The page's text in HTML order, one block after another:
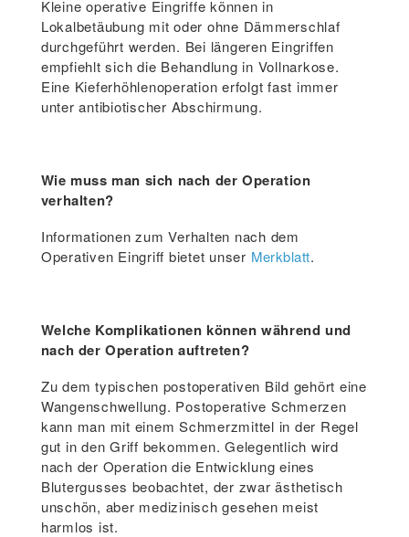
Kleine operative Eingriffe können in
Lokalbetäubung mit oder ohne Dämmerschlaf
durchgeführt werden. Bei längeren Eingriffen
empfiehlt sich die Behandlung in Vollnarkose.
Eine Kieferhöhlenoperation erfolgt fast immer
unter antibiotischer Abschirmung.
Wie muss man sich nach der Operation
verhalten?
Informationen zum Verhalten nach dem
Operativen Eingriff bietet unser Merkblatt.
Welche Komplikationen können während und
nach der Operation auftreten?
Zu dem typischen postoperativen Bild gehört eine
Wangenschwellung. Postoperative Schmerzen
kann man mit einem Schmerzmittel in der Regel
gut in den Griff bekommen. Gelegentlich wird
nach der Operation die Entwicklung eines
Blutergusses beobachtet, der zwar ästhetisch
unschön, aber medizinisch gesehen meist
harmlos ist.